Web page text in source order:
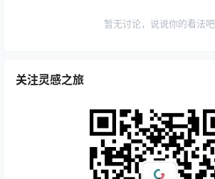
暂无讨论，说说你的看法吧
关注灵感之旅